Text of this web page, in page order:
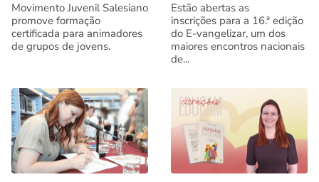
Movimento Juvenil Salesiano
promove formação
certificada para animadores
de grupos de jovens.
Estão abertas as
inscrições para a 16.ª edição
do E-vangelizar, um dos
maiores encontros nacionais
de...